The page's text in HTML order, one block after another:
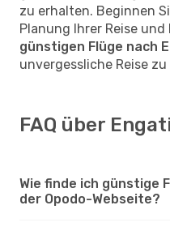
zu erhalten. Beginnen
Planung Ihrer Reise und
günstigen Flüge nach
unvergessliche Reise
FAQ über
Wie finde ich günstige
der Opodo-Webseite?